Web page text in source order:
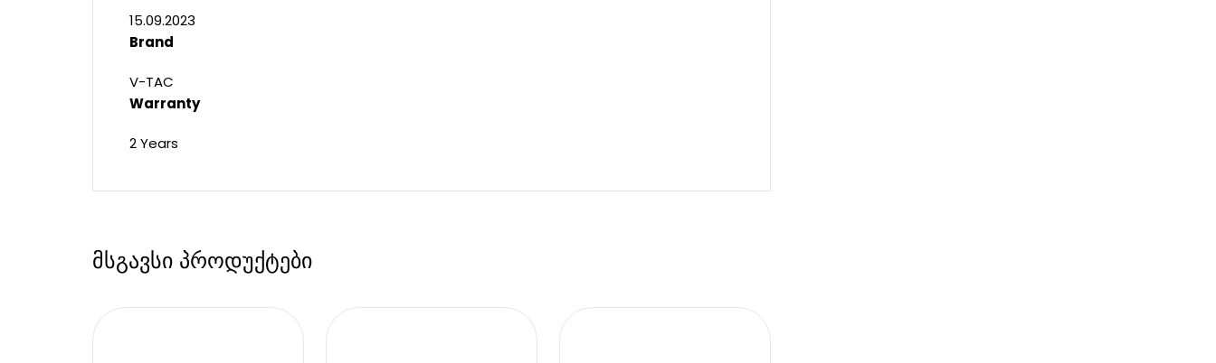
15.09.2023
Brand
V-TAC
Warranty
2 Years
მსგავსი პროდუქტები